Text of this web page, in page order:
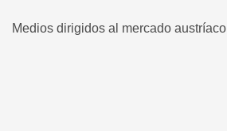
Medios dirigidos al mercado austríaco